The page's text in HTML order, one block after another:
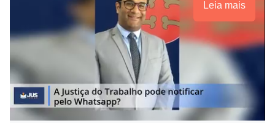
Leia mais